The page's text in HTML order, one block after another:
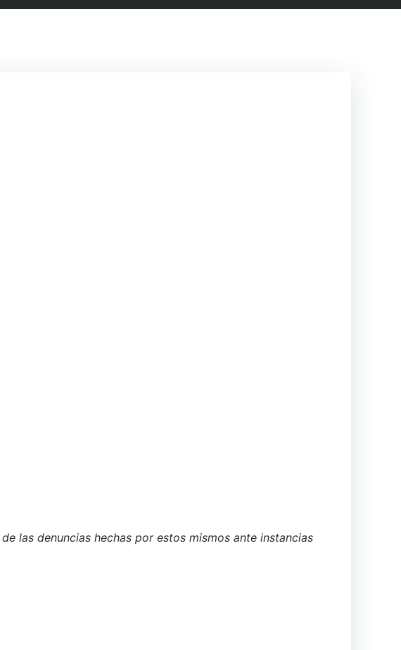
las denuncias hechas por estos mismos ante instancias